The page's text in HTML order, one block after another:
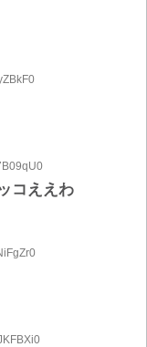
コええわ